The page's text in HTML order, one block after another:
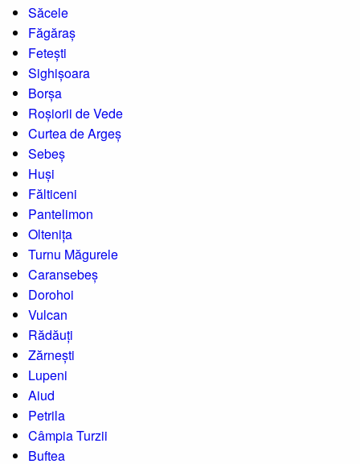
Săcele
Făgăraș
Fetești
Sighișoara
Borșa
Roșiorii de Vede
Curtea de Argeș
Sebeș
Huși
Fălticeni
Pantelimon
Oltenița
Turnu Măgurele
Caransebeș
Dorohoi
Vulcan
Rădăuți
Zărnești
Lupeni
Aiud
Petrila
Câmpia Turzii
Buftea